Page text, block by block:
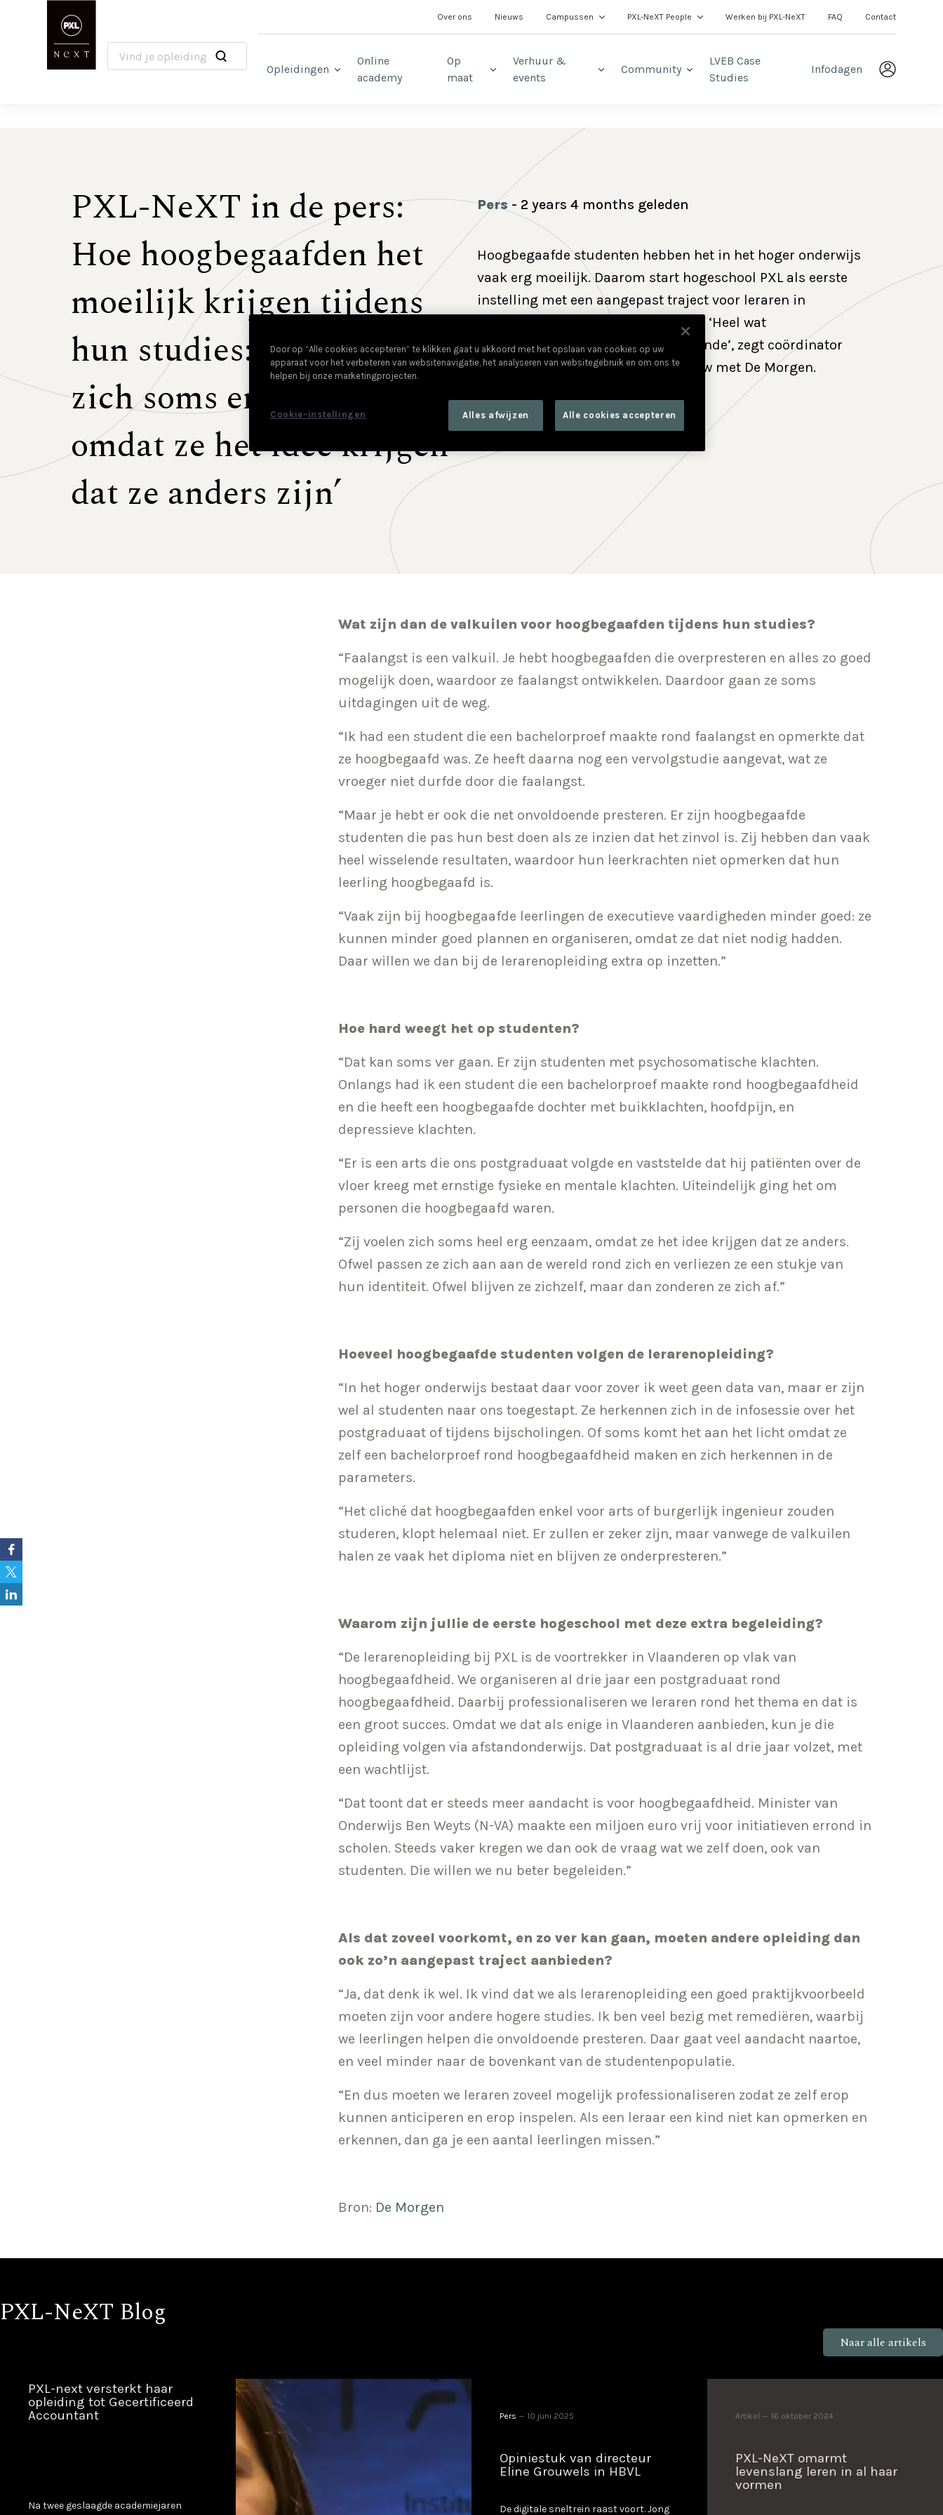
Over ons Nieuws Campussen PXL-NeXT People Werken bij PXL-NeXT FAQ Contact
Opleidingen
Online
academy
Op
maat
Verhuur &
events
Community
LVEB Case
Studies
Infodagen
PXL-NeXT in de pers:
Hoe hoogbegaafden het
moeilijk krijgen tijdens
hun studies: ‘Ze voelen
zich soms erg eenzaam,
omdat ze het idee krijgen
dat ze anders zijn’
Pers 2 years 4 months geleden
Hoogbegaafde studenten hebben het in het hoger onderwijs
vaak erg moeilijk. Daarom start hogeschool PXL als eerste
instelling met een aangepast traject voor leraren in
opleiding die zelf hoogbegaafd zijn. ‘Heel wat
hoogbegaafden presteren onvoldoende’, zegt coördinator
Michelle Dewulf (32) in een interview met De Morgen.
Wat zijn dan de valkuilen voor hoogbegaafden tijdens hun studies?
“Faalangst is een valkuil. Je hebt hoogbegaafden die overpresteren en alles zo goed
mogelijk doen, waardoor ze faalangst ontwikkelen. Daardoor gaan ze soms
uitdagingen uit de weg.
“Ik had een student die een bachelorproef maakte rond faalangst en opmerkte dat
ze hoogbegaafd was. Ze heeft daarna nog een vervolgstudie aangevat, wat ze
vroeger niet durfde door die faalangst.
“Maar je hebt er ook die net onvoldoende presteren. Er zijn hoogbegaafde
studenten die pas hun best doen als ze inzien dat het zinvol is. Zij hebben dan vaak
heel wisselende resultaten, waardoor hun leerkrachten niet opmerken dat hun
leerling hoogbegaafd is.
“Vaak zijn bij hoogbegaafde leerlingen de executieve vaardigheden minder goed: ze
kunnen minder goed plannen en organiseren, omdat ze dat niet nodig hadden.
Daar willen we dan bij de lerarenopleiding extra op inzetten.”
Hoe hard weegt het op studenten?
“Dat kan soms ver gaan. Er zijn studenten met psychosomatische klachten.
Onlangs had ik een student die een bachelorproef maakte rond hoogbegaafdheid
en die heeft een hoogbegaafde dochter met buikklachten, hoofdpijn, en
depressieve klachten.
“Er is een arts die ons postgraduaat volgde en vaststelde dat hij patiënten over de
vloer kreeg met ernstige fysieke en mentale klachten. Uiteindelijk ging het om
personen die hoogbegaafd waren.
“Zij voelen zich soms heel erg eenzaam, omdat ze het idee krijgen dat ze anders.
Ofwel passen ze zich aan aan de wereld rond zich en verliezen ze een stukje van
hun identiteit. Ofwel blijven ze zichzelf, maar dan zonderen ze zich af.”
Hoeveel hoogbegaafde studenten volgen de lerarenopleiding?
“In het hoger onderwijs bestaat daar voor zover ik weet geen data van, maar er zijn
wel al studenten naar ons toegestapt. Ze herkennen zich in de infosessie over het
postgraduaat of tijdens bijscholingen. Of soms komt het aan het licht omdat ze
zelf een bachelorproef rond hoogbegaafdheid maken en zich herkennen in de
parameters.
“Het cliché dat hoogbegaafden enkel voor arts of burgerlijk ingenieur zouden
studeren, klopt helemaal niet. Er zullen er zeker zijn, maar vanwege de valkuilen
halen ze vaak het diploma niet en blijven ze onderpresteren.”
Waarom zijn jullie de eerste hogeschool met deze extra begeleiding?
“De lerarenopleiding bij PXL is de voortrekker in Vlaanderen op vlak van
hoogbegaafdheid. We organiseren al drie jaar een postgraduaat rond
hoogbegaafdheid. Daarbij professionaliseren we leraren rond het thema en dat is
een groot succes. Omdat we dat als enige in Vlaanderen aanbieden, kun je die
opleiding volgen via afstandonderwijs. Dat postgraduaat is al drie jaar volzet, met
een wachtlijst.
“Dat toont dat er steeds meer aandacht is voor hoogbegaafdheid. Minister van
Onderwijs Ben Weyts (N-VA) maakte een miljoen euro vrij voor initiatieven errond in
scholen. Steeds vaker kregen we dan ook de vraag wat we zelf doen, ook van
studenten. Die willen we nu beter begeleiden.”
Als dat zoveel voorkomt, en zo ver kan gaan, moeten andere opleiding dan
ook zo’n aangepast traject aanbieden?
“Ja, dat denk ik wel. Ik vind dat we als lerarenopleiding een goed praktijkvoorbeeld
moeten zijn voor andere hogere studies. Ik ben veel bezig met remediëren, waarbij
we leerlingen helpen die onvoldoende presteren. Daar gaat veel aandacht naartoe,
en veel minder naar de bovenkant van de studentenpopulatie.
“En dus moeten we leraren zoveel mogelijk professionaliseren zodat ze zelf erop
kunnen anticiperen en erop inspelen. Als een leraar een kind niet kan opmerken en
erkennen, dan ga je een aantal leerlingen missen.”
Bron: De Morgen
PXL-NeXT Blog
Naar alle artikels
PXL-next versterkt haar
opleiding tot Gecertificeerd
Accountant
Na twee geslaagde academiejaren
Pers 10 juni 2025
Opiniestuk van directeur
Eline Grouwels in HBVL
De digitale sneltrein raast voort. Jong
Artikel 16 oktober 2024
PXL-NeXT omarmt
levenslang leren in al haar
vormen
Door op “Alle cookies accepteren” te klikken gaat u akkoord met het opslaan van cookies op uw
apparaat voor het verbeteren van websitenavigatie, het analyseren van websitegebruik en om ons te
helpen bij onze marketingprojecten.
Cookie-instellingen Alles afwijzen Alle cookies accepteren